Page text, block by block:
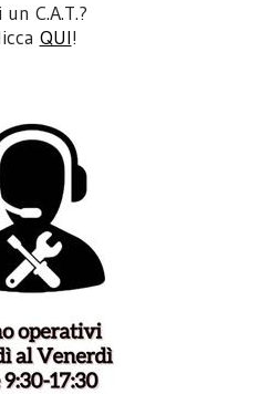
un C.A.T.?
QUI!